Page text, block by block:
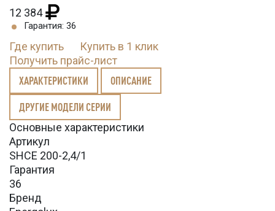
12 384
Гарантия: 36
Где купить
Купить в 1 клик
Получить прайс-лист
ХАРАКТЕРИСТИКИ ОПИСАНИЕ
ДРУГИЕ МОДЕЛИ СЕРИИ
Основные характеристики
Артикул
SHCE 200-2,4/1
Гарантия
36
Бренд